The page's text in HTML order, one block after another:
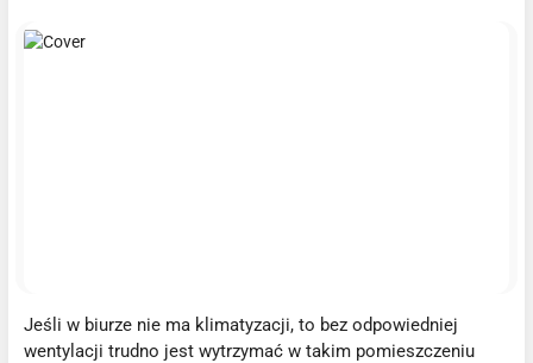
Jeśli w biurze nie ma klimatyzacji, to bez odpowiedniej
wentylacji trudno jest wytrzymać w takim pomieszczeniu